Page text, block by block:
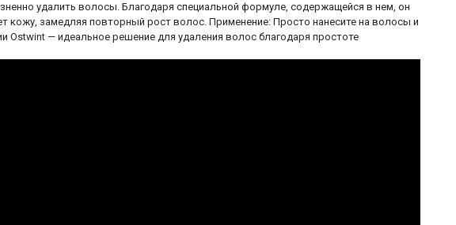
удалить волосы. Благодаря специальной формуле, содержащейся в нем, он
замедляя повторный рост волос. Применение: Просто нанесите на волосы и
Ostwint — идеальное решение для удаления волос благодаря простоте